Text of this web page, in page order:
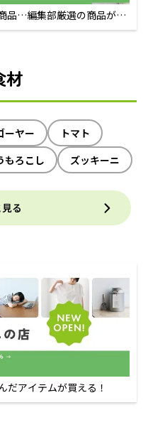
品…編集部厳選の商品が買
材
ーヤー
トマト
もろこし ズッキーニ
る
だアイテムが買える！